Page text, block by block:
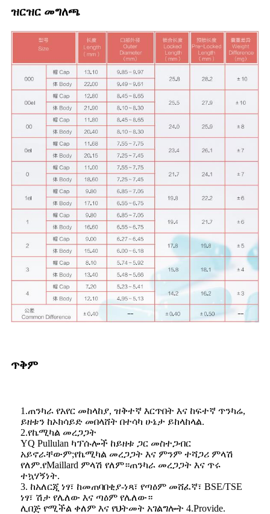
ዝርዝር መግለጫ
ጥቅም
1.ጠንካራ የአየር መከላከያ, ዝቅተኛ እርጥበት እና ከፍተኛ ጥንካሬ,
ይዘቱን ከኦክሳይድ መበላሸት በተሳካ ሁኔታ ይከላከላል.
2.የኬሚካል መረጋጋት
YQ Pullulan ካፕሱሎች ከይዘቱ ጋር መስተጋብር
አይኖራቸውም;የኬሚካል መረጋጋት እና ምንም ተሻጋሪ ምላሽ
የለም.የMaillard ምላሽ የለም።ጠንካራ መረጋጋት እና ጥሩ
ተኳሃኝነት.
3. ከአለርጂ ነፃ፣ ከመጠባበቂያ-ነጻ፣ የጣዕም መሸፈኛ፣ BSE/TSE
ነፃ፣ ሽታ የሌለው እና ጣዕም የሌለው።
ሊበጅ የሚችል ቀለም እና የህትመት አገልግሎት 4.Provide.